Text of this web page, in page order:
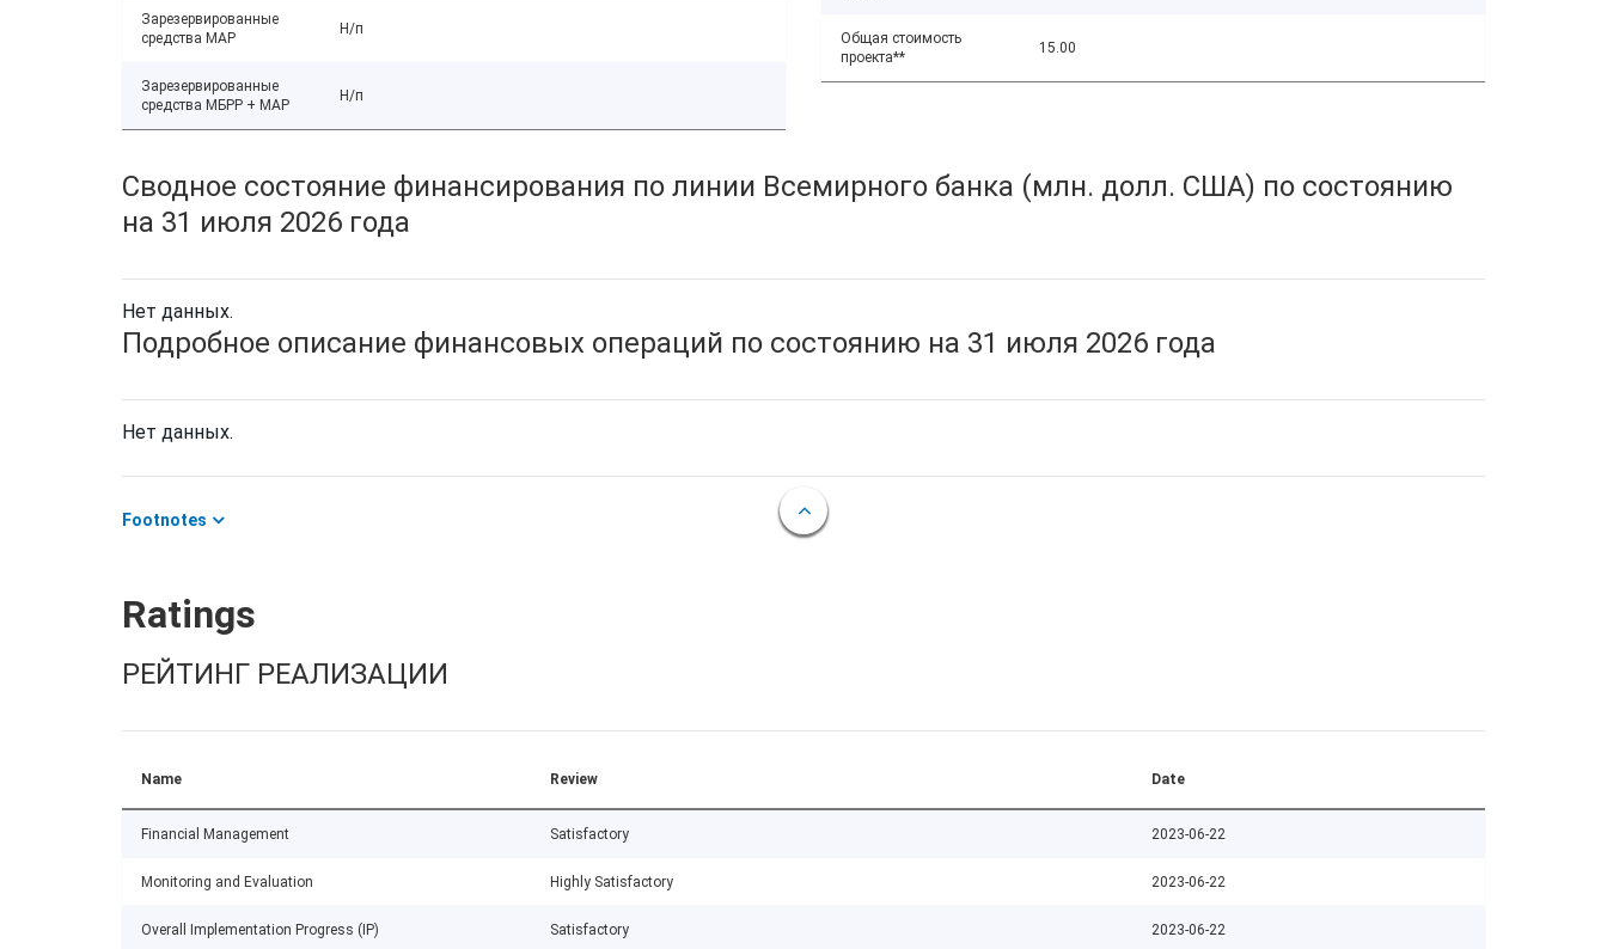
Зарезервированные
средства МАР
Н/п
Зарезервированные
средства МБРР + МАР
Н/п
Общая стоимость
проекта**
15.00
Сводное состояние финансирования по линии Всемирного банка (млн. долл. США) по состоянию
на 31 июля 2026 года
Нет данных.
Подробное описание финансовых операций по состоянию на 31 июля 2026 года
Нет данных.
Footnotes
Ratings
РЕЙТИНГ РЕАЛИЗАЦИИ
Name Review Date
Financial Management Satisfactory 2023-06-22
Monitoring and Evaluation Highly Satisfactory 2023-06-22
Overall Implementation Progress (IP) Satisfactory 2023-06-22